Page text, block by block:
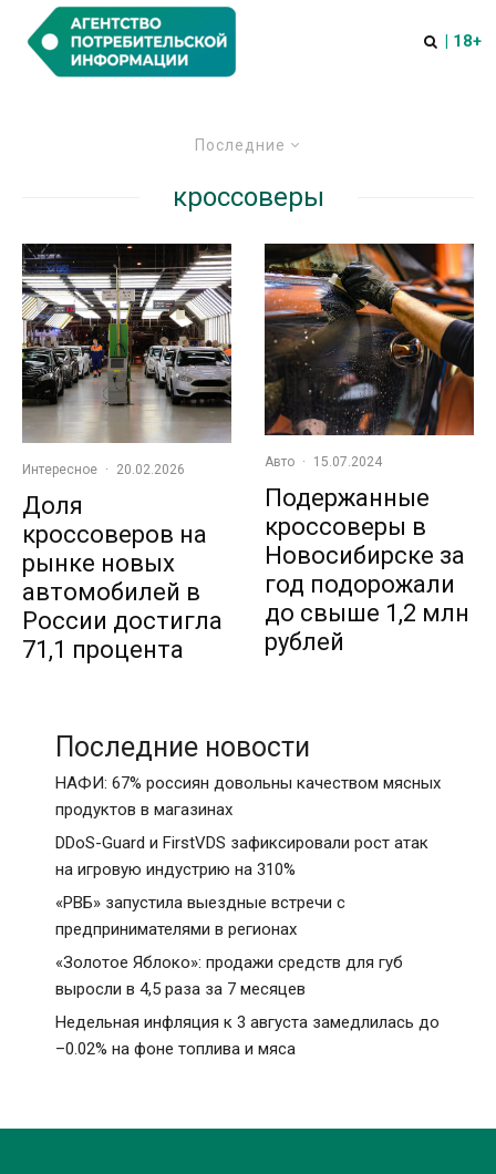
| 18+
Последние
кроссоверы
Интересное · 20.02.2026
Доля
кроссоверов на
рынке новых
автомобилей в
России достигла
71,1 процента
Авто · 15.07.2024
Подержанные
кроссоверы в
Новосибирске за
год подорожали
до свыше 1,2 млн
рублей
Последние новости
НАФИ: 67% россиян довольны качеством мясных
продуктов в магазинах
DDoS-Guard и FirstVDS зафиксировали рост атак
на игровую индустрию на 310%
«РВБ» запустила выездные встречи с
предпринимателями в регионах
«Золотое Яблоко»: продажи средств для губ
выросли в 4,5 раза за 7 месяцев
Недельная инфляция к 3 августа замедлилась до
–0.02% на фоне топлива и мяса